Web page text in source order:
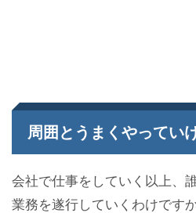
周囲とうまくやってい
会社で仕事をしていく以上、
業務を遂行していくわけです